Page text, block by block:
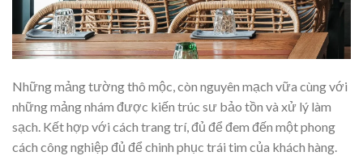
Những mảng tường thô mộc, còn nguyên mạch vữa cùng với
những mảng nhám được kiến trúc sư bảo tồn và xử lý làm
sạch. Kết hợp với cách trang trí, đủ để đem đến một phong
cách công nghiệp đủ để chinh phục trái tim của khách hàng.